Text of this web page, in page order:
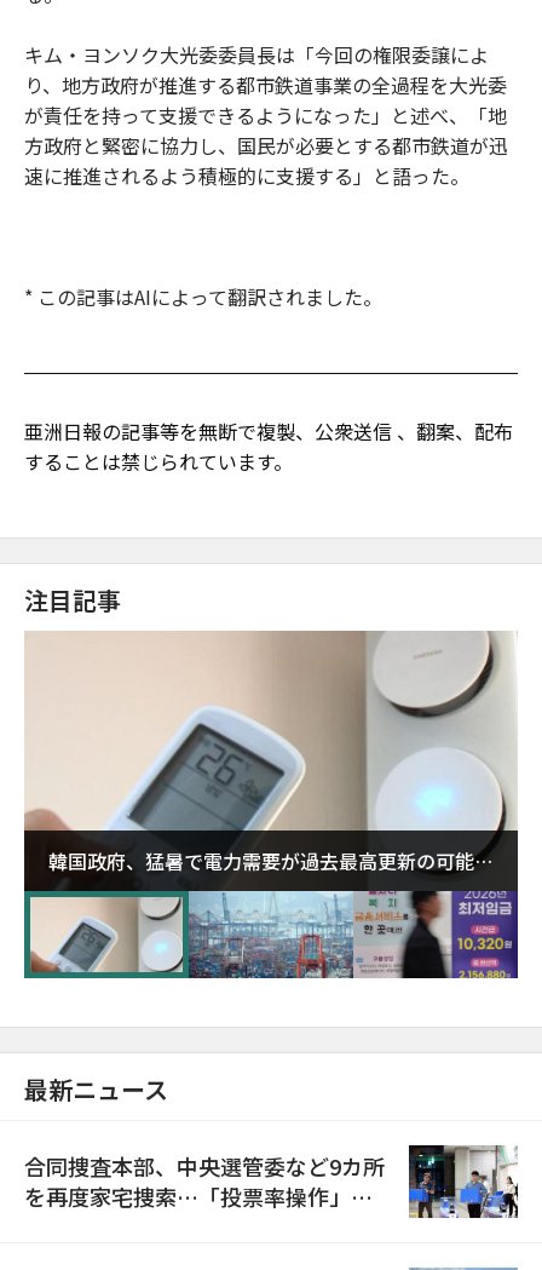
キム・ヨンソク大光委委員長は「今回の権限委譲によ
り、地方政府が推進する都市鉄道事業の全過程を大光委
が責任を持って支援できるようになった」と述べ、「地
方政府と緊密に協力し、国民が必要とする都市鉄道が迅
速に推進されるよう積極的に支援する」と語った。
* この記事はAIによって翻訳されました。
亜洲日報の記事等を無断で複製、公衆送信 、翻案、配布
することは禁じられています。
注目記事
韓国政府、猛暑で電力需要が過去最高更新の可能性
に需給対応体制を点検
最新ニュース
合同捜査本部、中央選管委など9カ所
を再度家宅捜索…「投票率操作」の